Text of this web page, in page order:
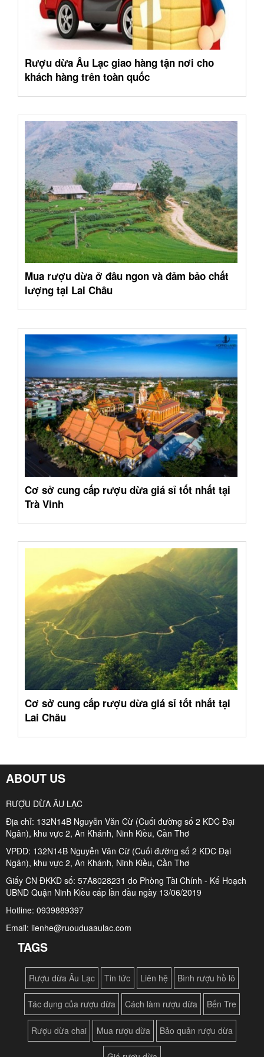
Rượu dừa Âu Lạc giao hàng tận nơi cho
khách hàng trên toàn quốc
Mua rượu dừa ở đâu ngon và đảm bảo chất
lượng tại Lai Châu
Cơ sở cung cấp rượu dừa giá sỉ tốt nhất tại
Trà Vinh
Cơ sở cung cấp rượu dừa giá sỉ tốt nhất tại
Lai Châu
ABOUT US
RƯỢU DỪA ÂU LẠC
Địa chỉ: 132N14B Nguyễn Văn Cừ (Cuối đường số 2 KDC Đại
Ngân), khu vực 2, An Khánh, Ninh Kiều, Cần Thơ
VPĐD: 132N14B Nguyễn Văn Cừ (Cuối đường số 2 KDC Đại
Ngân), khu vực 2, An Khánh, Ninh Kiều, Cần Thơ
Giấy CN ĐKKD số: 57A8028231 do Phòng Tài Chính - Kế Hoạch
UBND Quận Ninh Kiều cấp lần đầu ngày 13/06/2019
Hotline: 0939889397
Email: lienhe@ruouduaaulac.com
TAGS
Rượu dừa Âu Lạc Tin tức Liên hệ Bình rượu hồ lô
Tác dụng của rượu dừa Cách làm rượu dừa Bến Tre
Rượu dừa chai Mua rượu dừa Bảo quản rượu dừa